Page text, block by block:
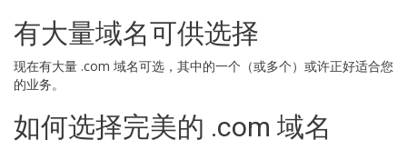
有大量域名可供选择
现在有大量 .com 域名可选，其中的一个（或多个）或许正好适合您
的业务。
如何选择完美的 .com 域名